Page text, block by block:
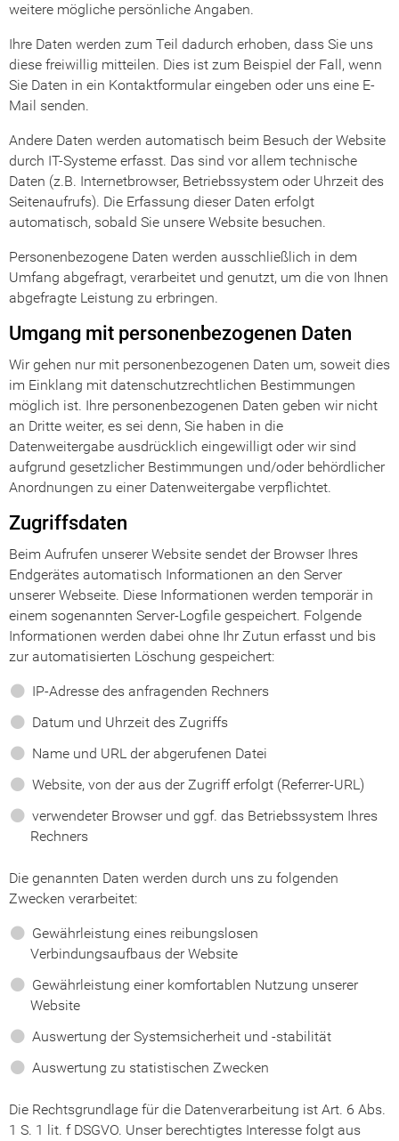
weitere mögliche persönliche Angaben.
Ihre Daten werden zum Teil dadurch erhoben, dass Sie uns
diese freiwillig mitteilen. Dies ist zum Beispiel der Fall, wenn
Sie Daten in ein Kontaktformular eingeben oder uns eine E-
Mail senden.
Andere Daten werden automatisch beim Besuch der Website
durch IT-Systeme erfasst. Das sind vor allem technische
Daten (z.B. Internetbrowser, Betriebssystem oder Uhrzeit des
Seitenaufrufs). Die Erfassung dieser Daten erfolgt
automatisch, sobald Sie unsere Website besuchen.
Personenbezogene Daten werden ausschließlich in dem
Umfang abgefragt, verarbeitet und genutzt, um die von Ihnen
abgefragte Leistung zu erbringen.
Umgang mit personenbezogenen Daten
Wir gehen nur mit personenbezogenen Daten um, soweit dies
im Einklang mit datenschutzrechtlichen Bestimmungen
möglich ist. Ihre personenbezogenen Daten geben wir nicht
an Dritte weiter, es sei denn, Sie haben in die
Datenweitergabe ausdrücklich eingewilligt oder wir sind
aufgrund gesetzlicher Bestimmungen und/oder behördlicher
Anordnungen zu einer Datenweitergabe verpflichtet.
Zugriffsdaten
Beim Aufrufen unserer Website sendet der Browser Ihres
Endgerätes automatisch Informationen an den Server
unserer Webseite. Diese Informationen werden temporär in
einem sogenannten Server-Logfile gespeichert. Folgende
Informationen werden dabei ohne Ihr Zutun erfasst und bis
zur automatisierten Löschung gespeichert:
IP-Adresse des anfragenden Rechners
Datum und Uhrzeit des Zugriffs
Name und URL der abgerufenen Datei
Website, von der aus der Zugriff erfolgt (Referrer-URL)
verwendeter Browser und ggf. das Betriebssystem Ihres
Rechners
Die genannten Daten werden durch uns zu folgenden
Zwecken verarbeitet:
Gewährleistung eines reibungslosen
Verbindungsaufbaus der Website
Gewährleistung einer komfortablen Nutzung unserer
Website
Auswertung der Systemsicherheit und -stabilität
Auswertung zu statistischen Zwecken
Die Rechtsgrundlage für die Datenverarbeitung ist Art. 6 Abs.
1 S. 1 lit. f DSGVO. Unser berechtigtes Interesse folgt aus